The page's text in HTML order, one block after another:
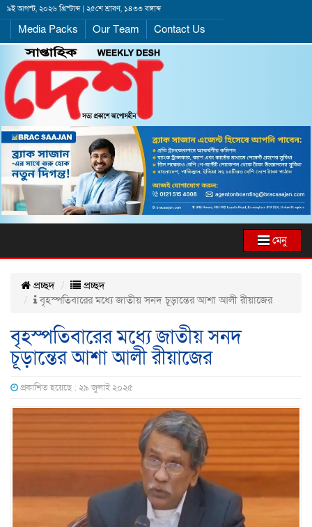
৯ই আগস্ট, ২০২৬ খ্রিস্টাব্দ | ২৫শে শ্রাবণ, ১৪৩৩ বঙ্গাব্দ
Media Packs Our Team Contact Us
মেনু
প্রচ্ছদ
প্রচ্ছদ
বৃহস্পতিবারের মধ্যে জাতীয় সনদ চূড়া‌ন্তের আশা আলী রীয়াজের
বৃহস্পতিবারের মধ্যে জাতীয় সনদ
চূড়া‌ন্তের আশা আলী রীয়াজের
প্রকাশিত হয়েছে : ২৯ জুলাই ২০২৫